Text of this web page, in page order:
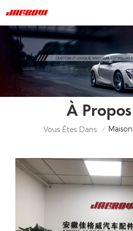
À
Vous Êtes Dans: / Maison